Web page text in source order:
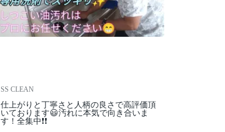
SS CLEAN
仕上がりと丁寧さと人柄の良さで高評価頂
いております😃汚れに本気で向き合いま
す！全集中❗️❗️